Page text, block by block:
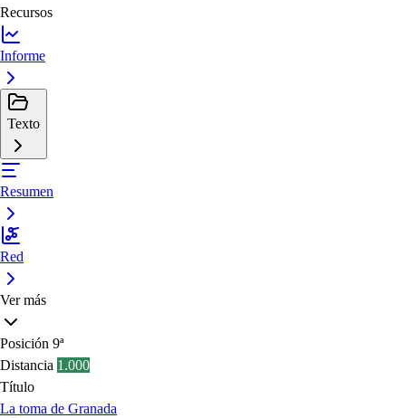
Recursos
Informe
Texto
Resumen
Red
Ver más
Posición 9ª
Distancia 1.000
Título
La toma de Granada